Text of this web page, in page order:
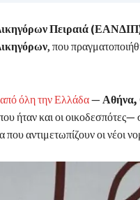
Πειραιά
, που
όλη την Ελλάδα—Αθήνα,
ήταν και οι οικοδεσπότες—
αντιμετωπίζουν οι νέοι